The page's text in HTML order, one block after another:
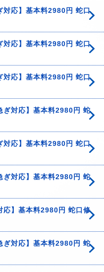
対応】基本料2980円 蛇口
対応】基本料2980円 蛇口
対応】基本料2980円 蛇口
ぎ対応】基本料2980円 蛇
対応】基本料2980円 蛇口
ぎ対応】基本料2980円 蛇
応】基本料2980円 蛇口修
ぎ対応】基本料2980円 蛇